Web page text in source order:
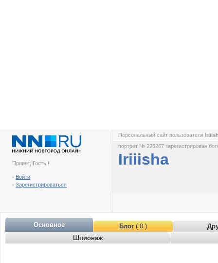
Привет, Гость !
- Войти
- Зарегистрироваться
Персональный сайт пользователя
портрет № 225267 зарегистрирован
Iriiisha
Основное Блог( 0 )
Шпионаж